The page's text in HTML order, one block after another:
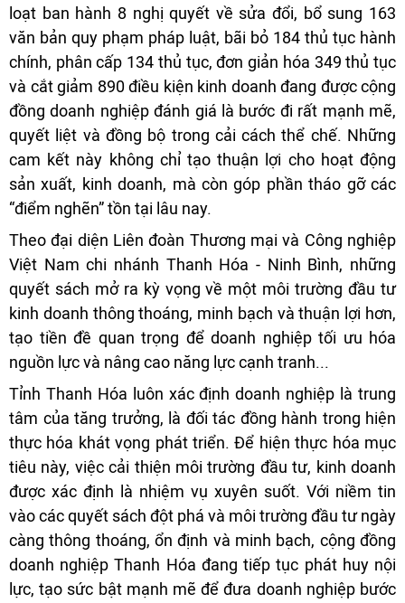
loạt ban hành 8 nghị quyết về sửa đổi, bổ sung 163
văn bản quy phạm pháp luật, bãi bỏ 184 thủ tục hành
chính, phân cấp 134 thủ tục, đơn giản hóa 349 thủ tục
và cắt giảm 890 điều kiện kinh doanh đang được cộng
đồng doanh nghiệp đánh giá là bước đi rất mạnh mẽ,
quyết liệt và đồng bộ trong cải cách thể chế. Những
cam kết này không chỉ tạo thuận lợi cho hoạt động
sản xuất, kinh doanh, mà còn góp phần tháo gỡ các
“điểm nghẽn” tồn tại lâu nay.
Theo đại diện Liên đoàn Thương mại và Công nghiệp
Việt Nam chi nhánh Thanh Hóa - Ninh Bình, những
quyết sách mở ra kỳ vọng về một môi trường đầu tư
kinh doanh thông thoáng, minh bạch và thuận lợi hơn,
tạo tiền đề quan trọng để doanh nghiệp tối ưu hóa
nguồn lực và nâng cao năng lực cạnh tranh...
Tỉnh Thanh Hóa luôn xác định doanh nghiệp là trung
tâm của tăng trưởng, là đối tác đồng hành trong hiện
thực hóa khát vọng phát triển. Để hiện thực hóa mục
tiêu này, việc cải thiện môi trường đầu tư, kinh doanh
được xác định là nhiệm vụ xuyên suốt. Với niềm tin
vào các quyết sách đột phá và môi trường đầu tư ngày
càng thông thoáng, ổn định và minh bạch, cộng đồng
doanh nghiệp Thanh Hóa đang tiếp tục phát huy nội
lực, tạo sức bật mạnh mẽ để đưa doanh nghiệp bước